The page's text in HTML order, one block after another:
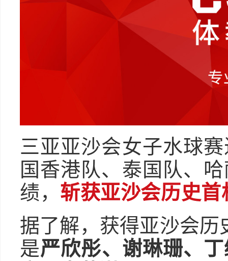
三亚亚沙会女子水球
国香港队、泰国队、
绩， 斩获亚沙会历史
据了解，获得亚沙会
是严欣彤、谢琳珊、